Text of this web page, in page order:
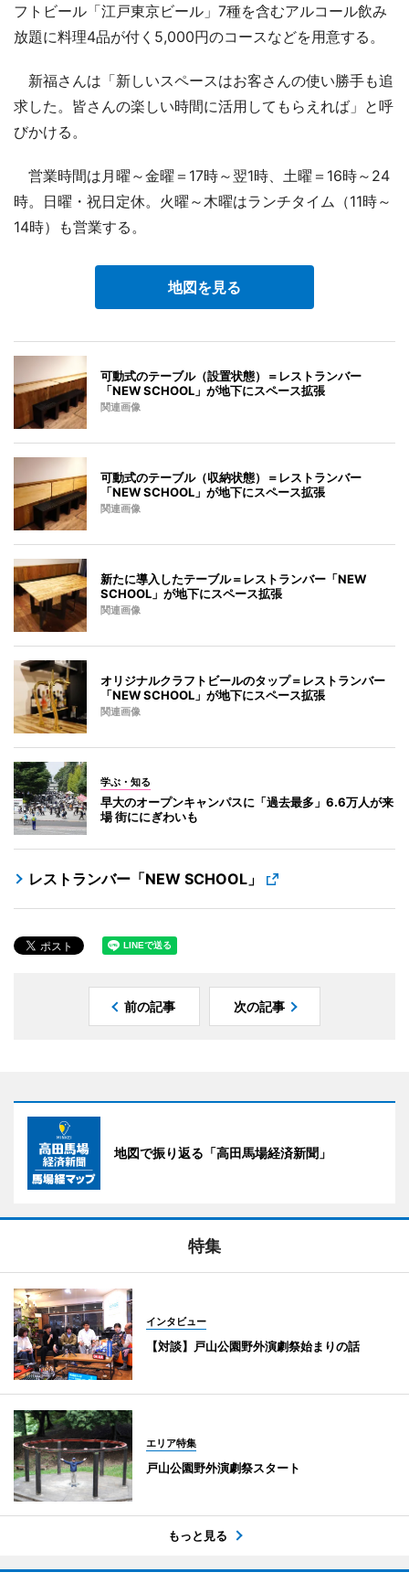
フトビール「江戸東京ビール」7種を含むアルコール飲み
放題に料理4品が付く5,000円のコースなどを用意する。
新福さんは「新しいスペースはお客さんの使い勝手も追
求した。皆さんの楽しい時間に活用してもらえれば」と呼
びかける。
営業時間は月曜～金曜＝17時～翌1時、土曜＝16時～24
時。日曜・祝日定休。火曜～木曜はランチタイム（11時～
14時）も営業する。
地図を見る
可動式のテーブル（設置状態）＝レストランバー
「NEW SCHOOL」が地下にスペース拡張
関連画像
可動式のテーブル（収納状態）＝レストランバー
「NEW SCHOOL」が地下にスペース拡張
関連画像
新たに導入したテーブル＝レストランバー「NEW
SCHOOL」が地下にスペース拡張
関連画像
オリジナルクラフトビールのタップ＝レストランバー
「NEW SCHOOL」が地下にスペース拡張
関連画像
学ぶ・知る
早大のオープンキャンパスに「過去最多」6.6万人が来
場 街ににぎわいも
レストランバー「NEW SCHOOL」
前の記事 次の記事
地図で振り返る「高田馬場経済新聞」
特集
インタビュー
【対談】戸山公園野外演劇祭始まりの話
エリア特集
戸山公園野外演劇祭スタート
もっと見る